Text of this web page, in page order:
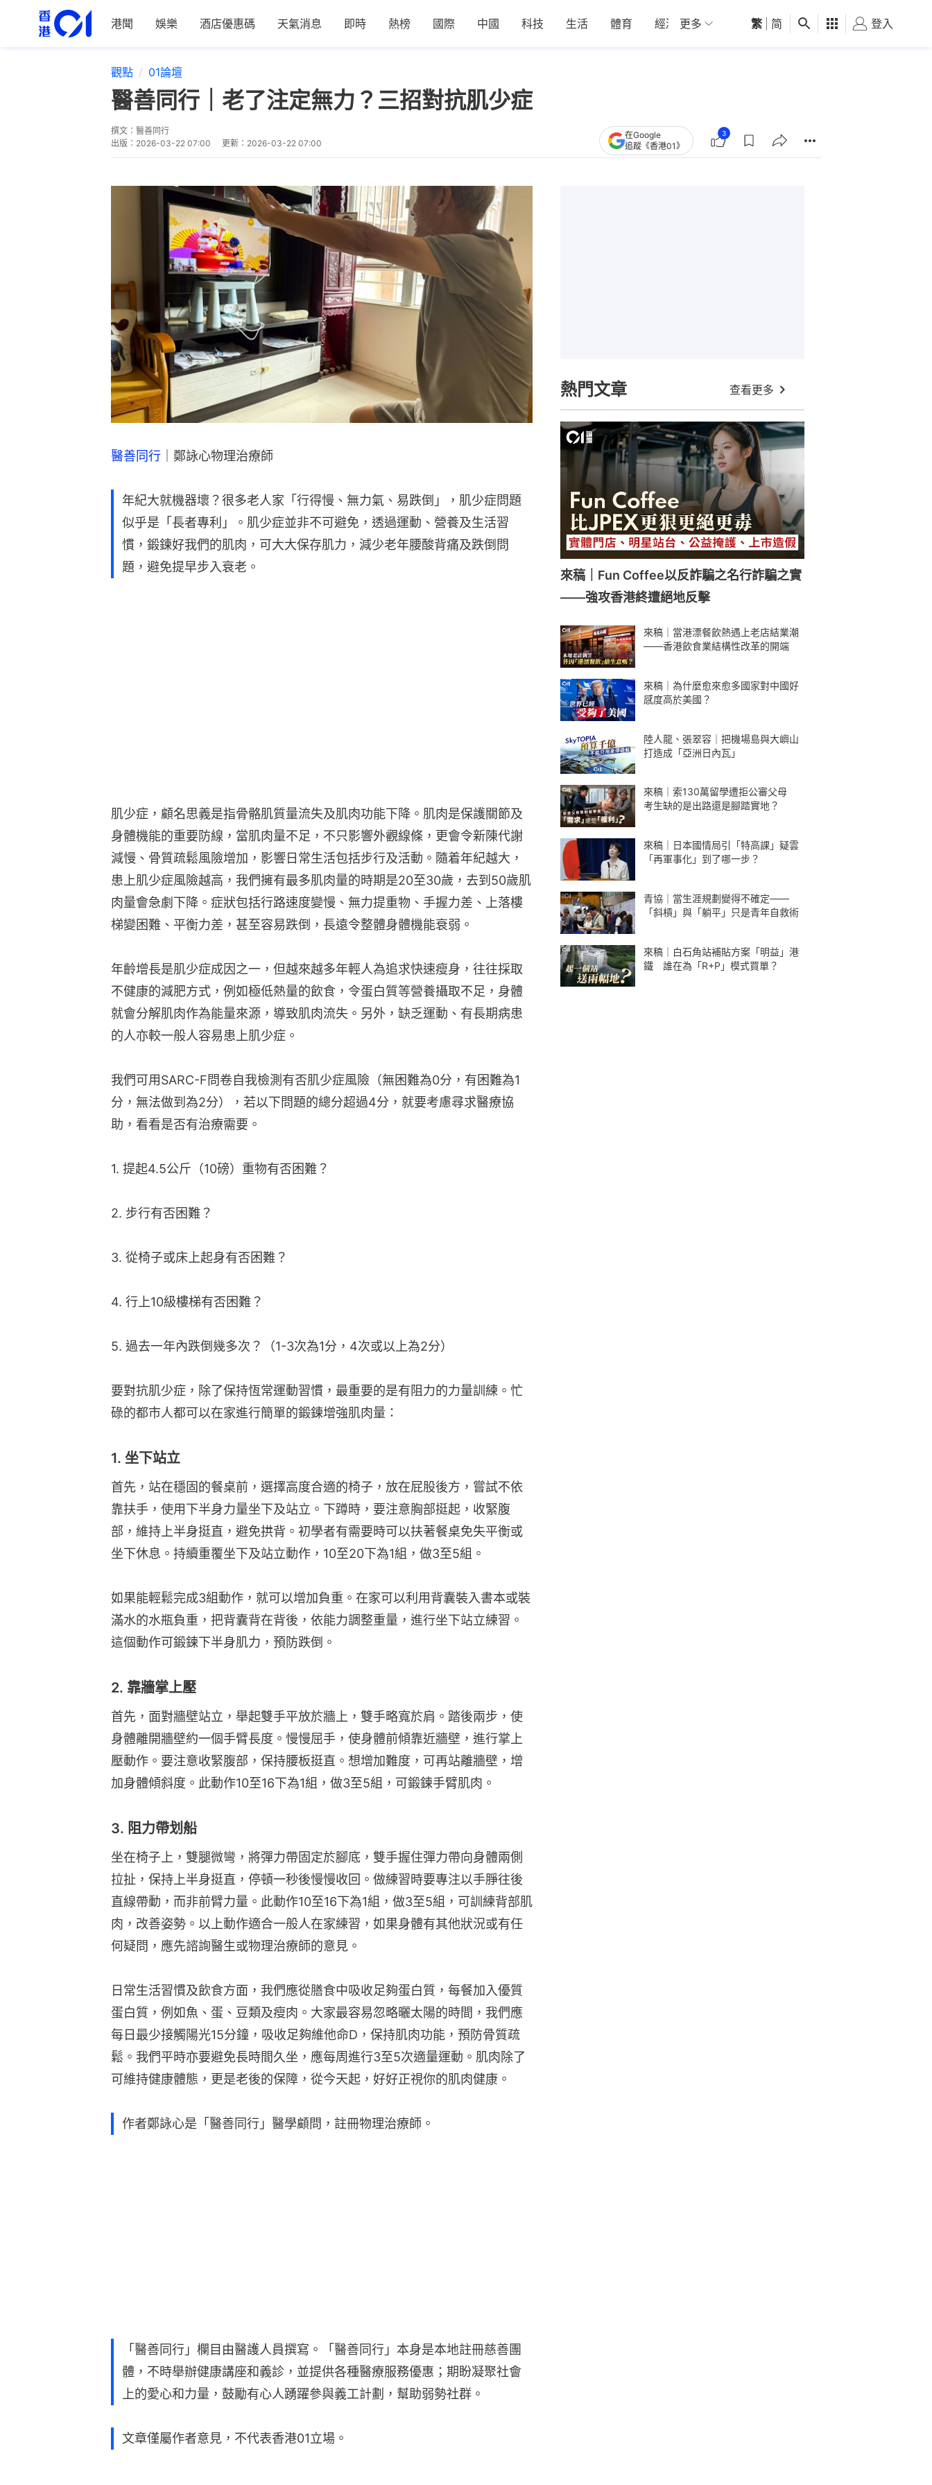
港聞 娛樂 酒店優惠碼 天氣消息 即時 熱榜 國際 中國 科技 生活 體育 經濟 01深圳 觀點 健康 好食玩飛
更多 繁 简 登入
觀點 01論壇
醫善同行｜老了注定無力？三招對抗肌少症
撰文： 醫善同行
出版： 2026-03-22 07:00 更新： 2026-03-22 07:00
在Google
追蹤《香港01》
3
醫善同行 ｜鄭詠心物理治療師
年紀大就機器壞？很多老人家「行得慢、無力氣、易跌倒」，肌少症問題
似乎是「長者專利」。肌少症並非不可避免，透過運動、營養及生活習
慣，鍛鍊好我們的肌肉，可大大保存肌力，減少老年腰酸背痛及跌倒問
題，避免提早步入衰老。
肌少症，顧名思義是指骨骼肌質量流失及肌肉功能下降。肌肉是保護關節及
身體機能的重要防線，當肌肉量不足，不只影響外觀線條，更會令新陳代謝
減慢、骨質疏鬆風險增加，影響日常生活包括步行及活動。隨着年紀越大，
患上肌少症風險越高，我們擁有最多肌肉量的時期是20至30歲，去到50歲肌
肉量會急劇下降。症狀包括行路速度變慢、無力提重物、手握力差、上落樓
梯變困難、平衡力差，甚至容易跌倒，長遠令整體身體機能衰弱。
年齡增長是肌少症成因之一，但越來越多年輕人為追求快速瘦身，往往採取
不健康的減肥方式，例如極低熱量的飲食，令蛋白質等營養攝取不足，身體
就會分解肌肉作為能量來源，導致肌肉流失。另外，缺乏運動、有長期病患
的人亦較一般人容易患上肌少症。
我們可用SARC-F問卷自我檢測有否肌少症風險（無困難為0分，有困難為1
分，無法做到為2分），若以下問題的總分超過4分，就要考慮尋求醫療協
助，看看是否有治療需要。
1. 提起4.5公斤（10磅）重物有否困難？
2. 步行有否困難？
3. 從椅子或床上起身有否困難？
4. 行上10級樓梯有否困難？
5. 過去一年內跌倒幾多次？（1-3次為1分，4次或以上為2分）
要對抗肌少症，除了保持恆常運動習慣，最重要的是有阻力的力量訓練。忙
碌的都市人都可以在家進行簡單的鍛鍊增強肌肉量：
1. 坐下站立
首先，站在穩固的餐桌前，選擇高度合適的椅子，放在屁股後方，嘗試不依
靠扶手，使用下半身力量坐下及站立。下蹲時，要注意胸部挺起，收緊腹
部，維持上半身挺直，避免拱背。初學者有需要時可以扶著餐桌免失平衡或
坐下休息。持續重覆坐下及站立動作，10至20下為1組，做3至5組。
如果能輕鬆完成3組動作，就可以增加負重。在家可以利用背囊裝入書本或裝
滿水的水瓶負重，把背囊背在背後，依能力調整重量，進行坐下站立練習。
這個動作可鍛鍊下半身肌力，預防跌倒。
2. 靠牆掌上壓
首先，面對牆壁站立，舉起雙手平放於牆上，雙手略寬於肩。踏後兩步，使
身體離開牆壁約一個手臂長度。慢慢屈手，使身體前傾靠近牆壁，進行掌上
壓動作。要注意收緊腹部，保持腰板挺直。想增加難度，可再站離牆壁，增
加身體傾斜度。此動作10至16下為1組，做3至5組，可鍛鍊手臂肌肉。
3. 阻力帶划船
坐在椅子上，雙腿微彎，將彈力帶固定於腳底，雙手握住彈力帶向身體兩側
拉扯，保持上半身挺直，停頓一秒後慢慢收回。做練習時要專注以手㬹往後
直線帶動，而非前臂力量。此動作10至16下為1組，做3至5組，可訓練背部肌
肉，改善姿勢。以上動作適合一般人在家練習，如果身體有其他狀況或有任
何疑問，應先諮詢醫生或物理治療師的意見。
日常生活習慣及飲食方面，我們應從膳食中吸收足夠蛋白質，每餐加入優質
蛋白質，例如魚、蛋、豆類及瘦肉。大家最容易忽略曬太陽的時間，我們應
每日最少接觸陽光15分鐘，吸收足夠維他命D，保持肌肉功能，預防骨質疏
鬆。我們平時亦要避免長時間久坐，應每周進行3至5次適量運動。肌肉除了
可維持健康體態，更是老後的保障，從今天起，好好正視你的肌肉健康。
作者鄭詠心是「醫善同行」醫學顧問，註冊物理治療師。
「醫善同行」欄目由醫護人員撰寫。「醫善同行」本身是本地註冊慈善團
體，不時舉辦健康講座和義診，並提供各種醫療服務優惠；期盼凝聚社會
上的愛心和力量，鼓勵有心人踴躍參與義工計劃，幫助弱勢社群。
文章僅屬作者意見，不代表香港01立場。
熱門文章 查看更多
來稿｜Fun Coffee以反詐騙之名行詐騙之實
——強攻香港終遭絕地反擊
來稿｜當港漂餐飲熱遇上老店結業潮
——香港飲食業結構性改革的開端
來稿｜為什麼愈來愈多國家對中國好
感度高於美國？
陸人龍、張翠容｜把機場島與大嶼山
打造成「亞洲日內瓦」
來稿｜索130萬留學遭拒公審父母
考生缺的是出路還是腳踏實地？
來稿｜日本國情局引「特高課」疑雲
「再軍事化」到了哪一步？
青協｜當生涯規劃變得不確定——
「斜槓」與「躺平」只是青年自救術
來稿｜白石角站補貼方案「明益」港
鐵 誰在為「R+P」模式買單？